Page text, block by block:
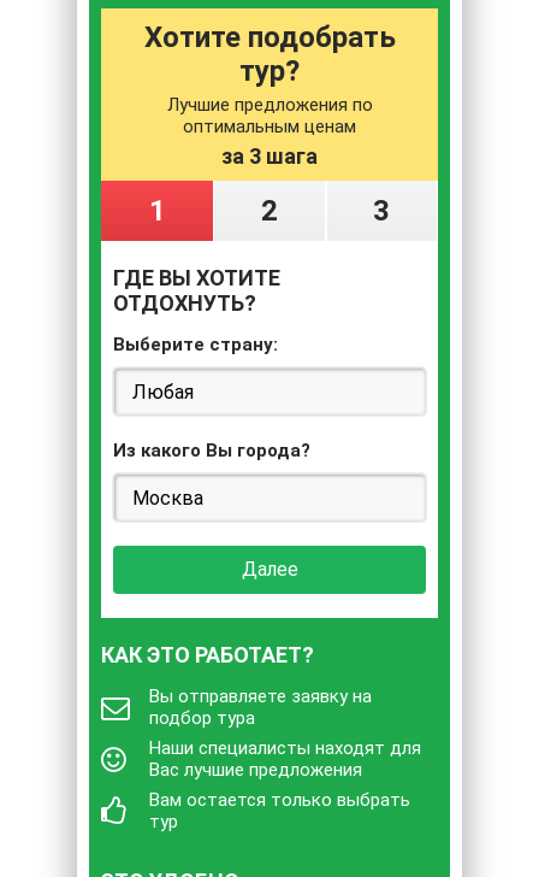
Хотите подобрать
тур?
Лучшие предложения по
оптимальным ценам
за 3 шага
1 2 3
ГДЕ ВЫ ХОТИТЕ
ОТДОХНУТЬ?
Выберите страну:
Из какого Вы города?
Далее
КАК ЭТО РАБОТАЕТ?
Вы отправляете заявку на
подбор тура
Наши специалисты находят для
Вас лучшие предложения
Вам остается только выбрать
тур